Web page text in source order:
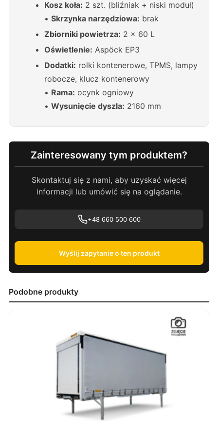
Kosz koła: 2 szt. (bliźniak + niski moduł)
• Skrzynka narzędziowa: brak
Zbiorniki powietrza: 2 x 60 L
Oświetlenie: Aspöck EP3
Dodatki: rolki kontenerowe, TPMS, lampy
robocze, klucz kontenerowy
• Rama: ocynk ogniowy
• Wysunięcie dyszla: 2160 mm
Zainteresowany tym produktem?
Skontaktuj się z nami, aby uzyskać więcej
informacji lub umówić się na oglądanie.
+48 660 500 600
Wyślij zapytanie o ten produkt
Podobne produkty